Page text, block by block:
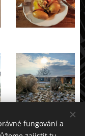
fungování a